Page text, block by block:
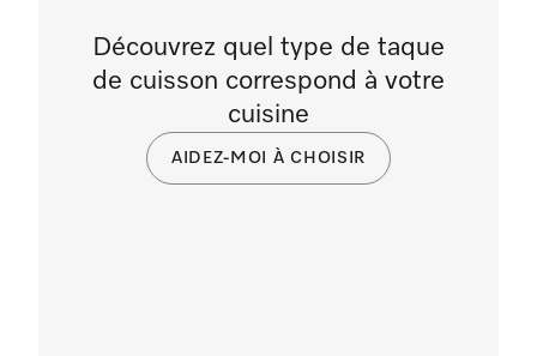
Découvrez quel type de taque
de cuisson correspond à votre
cuisine
AIDEZ-MOI À CHOISIR